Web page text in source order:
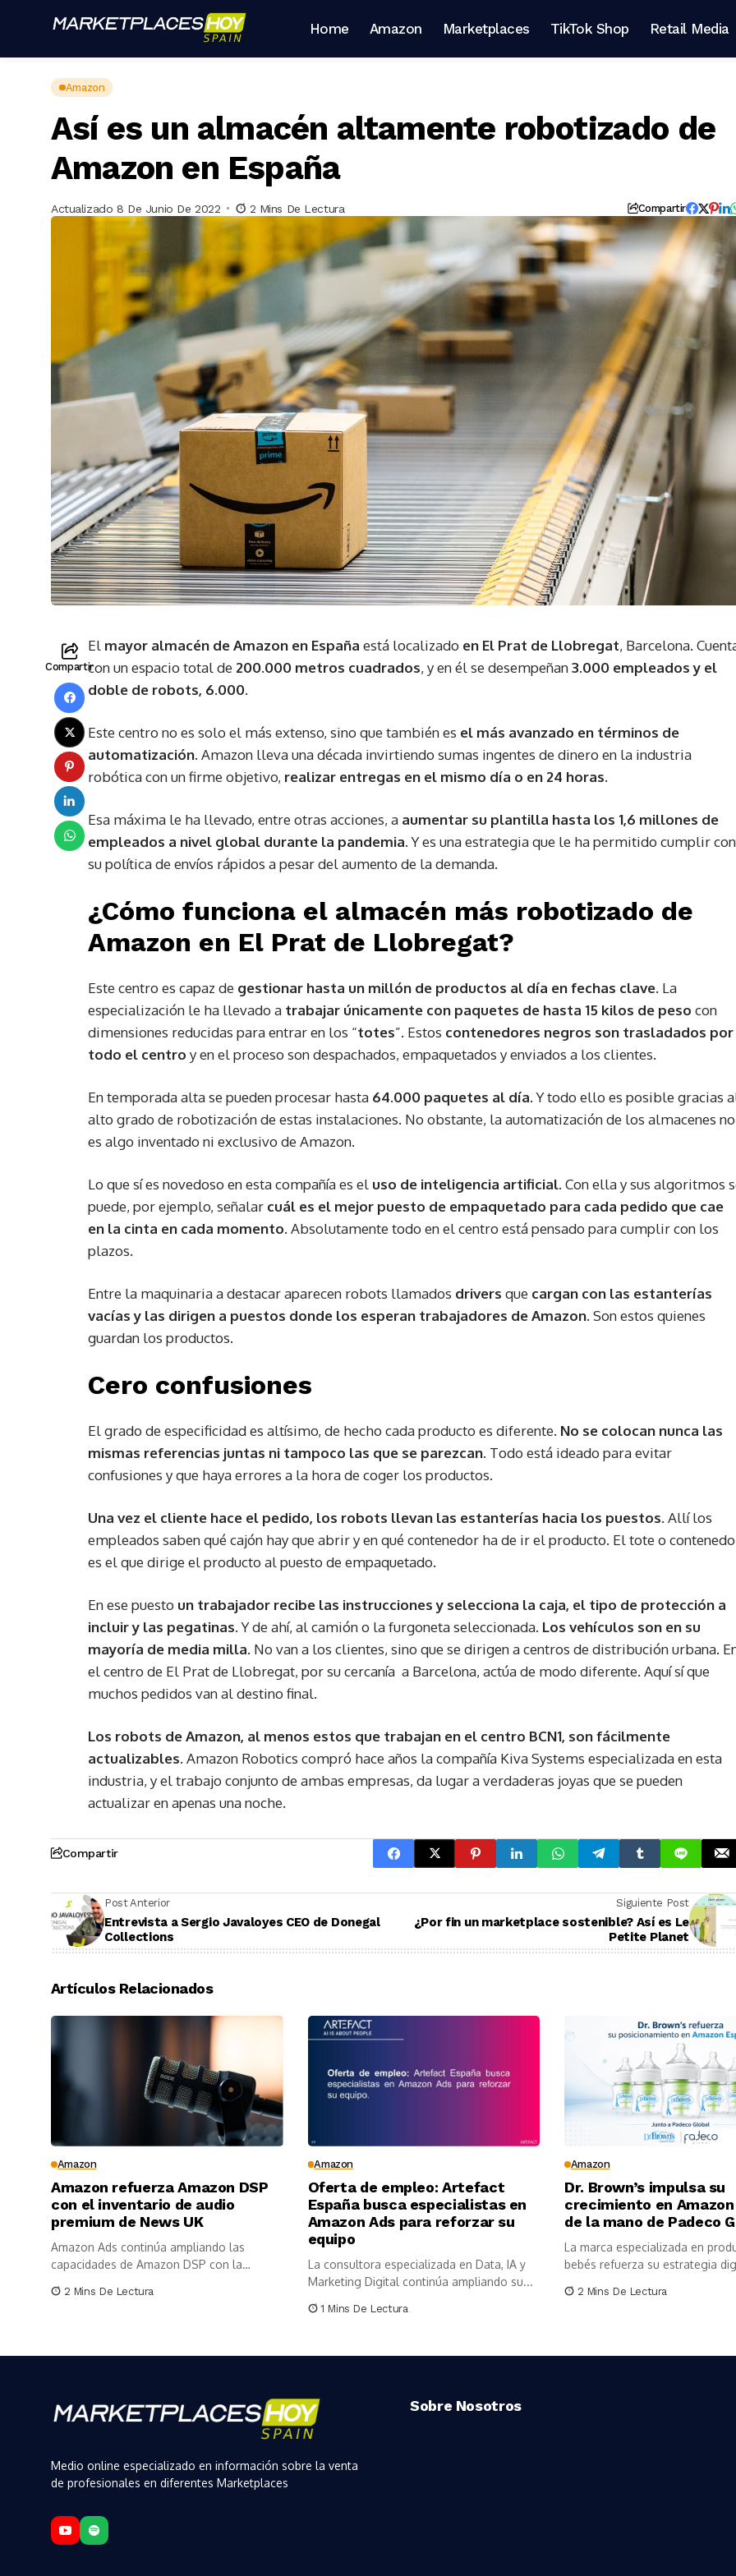
Home Amazon Marketplaces TikTok Shop Retail Media
Amazon
Así es un almacén altamente robotizado de
Amazon en España
Actualizado 8 De Junio De 2022 2 Mins De Lectura Compartir
Compartir
El mayor almacén de Amazon en España está localizado en El Prat de Llobregat, Barcelona.
con un espacio total de 200.000 metros cuadrados, y en él se desempeñan3.000 empleados y el
doble de robots, 6.000.
Este centro no es solo el más extenso, sino que también es el más avanzado en términos de
automatización. Amazon lleva una década invirtiendo sumas ingentes de dinero en la industria
robótica con un firme objetivo, realizar entregas en el mismo día o en 24 horas.
Esa máxima le ha llevado, entre otras acciones, a aumentar su plantilla hasta los 1,6 millones de
empleados a nivel global durante la pandemia. Y es una estrategia que le ha permitido cumplir con
su política de envíos rápidos a pesar del aumento de la demanda.
¿Cómo funciona el almacén más robotizado de
Amazon en El Prat de Llobregat?
Este centro es capaz de gestionar hasta un millón de productos al día en fechas clave. La
especialización le ha llevado a trabajar únicamente con paquetes de hasta 15 kilos de peso con
dimensiones reducidas para entrar en los “totes”. Estos contenedores negros son trasladados por
todo el centro y en el proceso son despachados, empaquetados y enviados a los clientes.
En temporada alta se pueden procesar hasta 64.000 paquetes al día. Y todo ello es posible gracias
alto grado de robotización de estas instalaciones. No obstante, la automatización de los almacenes no
es algo inventado ni exclusivo de Amazon.
Lo que sí es novedoso en esta compañía es el uso de inteligencia artificial. Con ella y sus algoritmos
puede, por ejemplo, señalar cuál es el mejor puesto de empaquetado para cada pedido que cae
en la cinta en cada momento. Absolutamente todo en el centro está pensado para cumplir con los
plazos.
Entre la maquinaria a destacar aparecen robots llamados drivers que cargan con las estanterías
vacías y las dirigen a puestos donde los esperan trabajadores de Amazon. Son estos quienes
guardan los productos.
Cero confusiones
El grado de especificidad es altísimo, de hecho cada producto es diferente. No se colocan nunca las
mismas referencias juntas ni tampoco las que se parezcan. Todo está ideado para evitar
confusiones y que haya errores a la hora de coger los productos.
Una vez el cliente hace el pedido, los robots llevan las estanterías hacia los puestos. Allí los
empleados saben qué cajón hay que abrir y en qué contenedor ha de ir el producto. El tote o
es el que dirige el producto al puesto de empaquetado.
En ese puesto un trabajador recibe las instrucciones y selecciona la caja, el tipo de protección a
incluir y las pegatinas. Y de ahí, al camión o la furgoneta seleccionada. Los vehículos son en su
mayoría de media milla. No van a los clientes, sino que se dirigen a centros de distribución urbana.
el centro de El Prat de Llobregat, por su cercanía a Barcelona, actúa de modo diferente. Aquí sí que
muchos pedidos van al destino final.
Los robots de Amazon, al menos estos que trabajan en el centro BCN1, son fácilmente
actualizables. Amazon Robotics compró hace años la compañía Kiva Systems especializada en esta
industria, y el trabajo conjunto de ambas empresas, da lugar a verdaderas joyas que se pueden
actualizar en apenas una noche.
Compartir
Post Anterior
Entrevista a Sergio Javaloyes CEO de Donegal
Collections
Siguiente Post
¿Por fin un marketplace sostenible? Así es Le
Petite Planet
Artículos Relacionados
Amazon
Amazon refuerza Amazon DSP
con el inventario de audio
premium de News UK
Amazon Ads continúa ampliando las
capacidades de Amazon DSP con la
2 Mins De Lectura
Amazon
Oferta de empleo: Artefact
España busca especialistas en
Amazon Ads para reforzar su
equipo
La consultora especializada en Data, IA y
Marketing Digital continúa ampliando su...
1 Mins De Lectura
Amazon
Dr. Brown’s impulsa su
crecimiento en Amazon
de la mano de Padeco
La marca especializada en
bebés refuerza su estrategia
2 Mins De Lectura
Medio online especializado en información sobre la venta
de profesionales en diferentes Marketplaces
Sobre Nosotros